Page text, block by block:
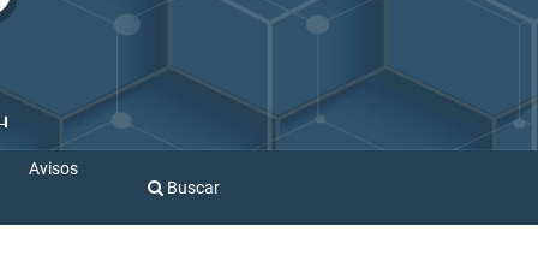
Avisos
Buscar